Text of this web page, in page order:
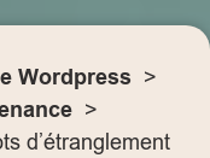
Wordpress
d’étranglement